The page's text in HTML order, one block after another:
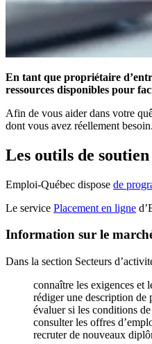
En tant que propriétaire
ressources disponibles pour
Afin de vous aider dans votre
dont vous avez réellement
Les outils de
Emploi-Québec dispose de
Le service Placement en ligne
Information sur le
Dans la section Secteurs
connaître les exigences et
rédiger une description de
évaluer si les conditions
consulter les offres
recruter de nouveaux